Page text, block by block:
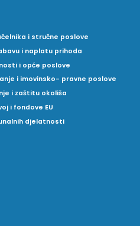
i stručne poslove
i naplatu prihoda
i opće poslove
i imovinsko- pravne poslove
i zaštitu okoliša
i fondove EU
djelatnosti